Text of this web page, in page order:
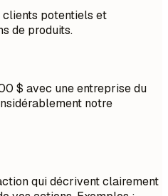
clients potentiels et
de produits.
$ avec une entreprise du
notre
qui décrivent clairement